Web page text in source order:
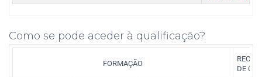
Como se pode aceder à qualificação?
FORMAÇÃO
DE